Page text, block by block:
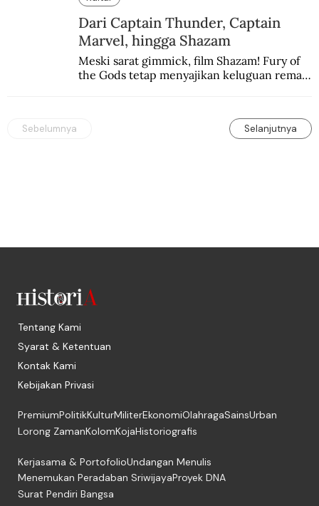
Dari Captain Thunder, Captain
Marvel, hingga Shazam
Meski sarat gimmick, film Shazam! Fury of
the Gods tetap menyajikan keluguan remaja
Sebelumnya Selanjutnya
Tentang Kami
Syarat & Ketentuan
Kontak Kami
Kebijakan Privasi
PremiumPolitikKulturMiliterEkonomiOlahragaSainsUrban
Lorong ZamanKolomKojaHistoriografis
Kerjasama & PortofolioUndangan Menulis
Menemukan Peradaban SriwijayaProyek DNA
Surat Pendiri Bangsa